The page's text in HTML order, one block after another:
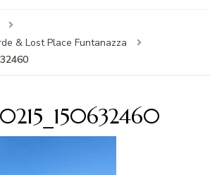
& Lost Place Funtanazza